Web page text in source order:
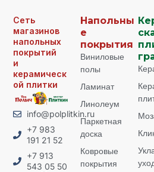
Сеть
магазинов
напольных
покрытий
и
керамическ
ой плитки
info@polplitkin.ru
+7 983
191 21 52
+7 913
543 05 50
Напольны
е
покрытия
Виниловые
полы
Ламинат
Линолеум
Паркетная
доска
Ковровые
покрытия